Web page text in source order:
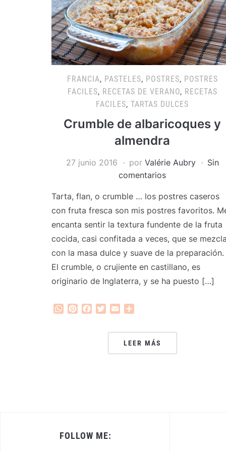
FRANCIA, PASTELES, POSTRES, POSTRES
FACILES, RECETAS DE VERANO, RECETAS
FACILES, TARTAS DULCES
Crumble de albaricoques y
almendra
27 junio 2016 por Valérie Aubry
Sin
comentarios
Tarta, flan, o crumble … los postres caseros
con fruta fresca son mis postres favoritos.
encanta sentir la textura fundente de la fruta
cocida, casi confitada a veces, que se
con la masa dulce y suave de la preparación.
El crumble, o crujiente en castillano, es
originario de Inglaterra, y se ha puesto […]
WhatsApp
PinterestFacebook
Twitter
Email
LEER MÁS
FOLLOW ME: